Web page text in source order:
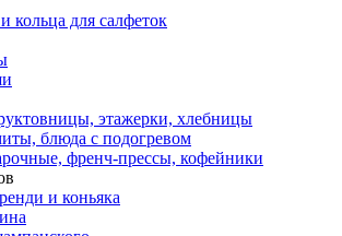
кольца для салфеток
этажерки, хлебницы
блюда с подогревом
френч-прессы, кофейники
и коньяка